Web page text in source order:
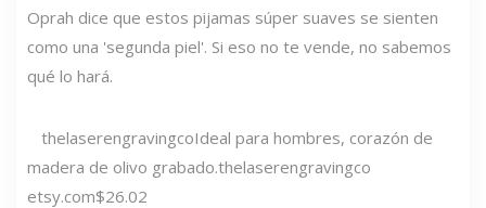
Oprah dice que estos pijamas súper suaves se sienten
como una 'segunda piel'. Si eso no te vende, no sabemos
qué lo hará.
thelaserengravingcoIdeal para hombres, corazón de
madera de olivo grabado.thelaserengravingco
etsy.com$26.02